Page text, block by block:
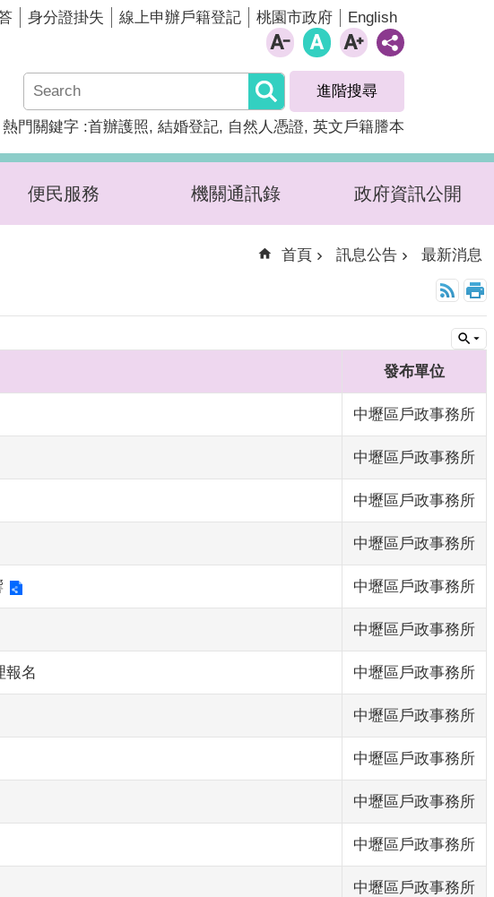
身分證掛失 線上申辦戶籍登記 桃園市政府 English
進階搜尋
熱門關鍵字 首辦護照 結婚登記 自然人憑證 英文戶籍謄本
便民服務 機關通訊錄 政府資訊公開
首頁 訊息公告 最新消息
發布單位
中壢區戶政事務所
中壢區戶政事務所
中壢區戶政事務所
中壢區戶政事務所
中壢區戶政事務所
中壢區戶政事務所
報名 中壢區戶政事務所
中壢區戶政事務所
中壢區戶政事務所
中壢區戶政事務所
中壢區戶政事務所
中壢區戶政事務所